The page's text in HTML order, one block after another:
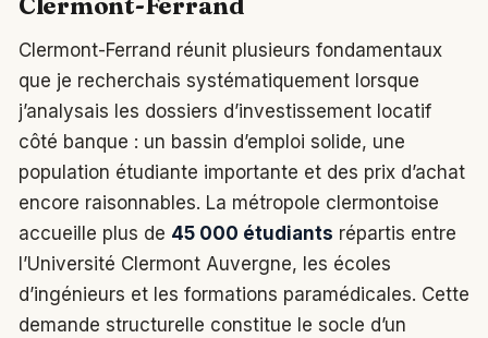
Clermont-Ferrand réunit plusieurs fondamentaux
que je recherchais systématiquement lorsque
j’analysais les dossiers d’investissement locatif
côté banque : un bassin d’emploi solide, une
population étudiante importante et des prix d’achat
encore raisonnables. La métropole clermontoise
accueille plus de 45 000 étudiants répartis entre
l’Université Clermont Auvergne, les écoles
d’ingénieurs et les formations paramédicales. Cette
demande structurelle constitue le socle d’un